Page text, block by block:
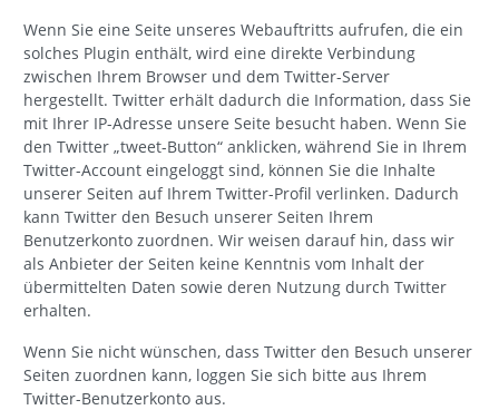
Wenn Sie eine Seite unseres Webauftritts aufrufen, die ein
solches Plugin enthält, wird eine direkte Verbindung
zwischen Ihrem Browser und dem Twitter-Server
hergestellt. Twitter erhält dadurch die Information, dass Sie
mit Ihrer IP-Adresse unsere Seite besucht haben. Wenn Sie
den Twitter „tweet-Button“ anklicken, während Sie in Ihrem
Twitter-Account eingeloggt sind, können Sie die Inhalte
unserer Seiten auf Ihrem Twitter-Profil verlinken. Dadurch
kann Twitter den Besuch unserer Seiten Ihrem
Benutzerkonto zuordnen. Wir weisen darauf hin, dass wir
als Anbieter der Seiten keine Kenntnis vom Inhalt der
übermittelten Daten sowie deren Nutzung durch Twitter
erhalten.
Wenn Sie nicht wünschen, dass Twitter den Besuch unserer
Seiten zuordnen kann, loggen Sie sich bitte aus Ihrem
Twitter-Benutzerkonto aus.